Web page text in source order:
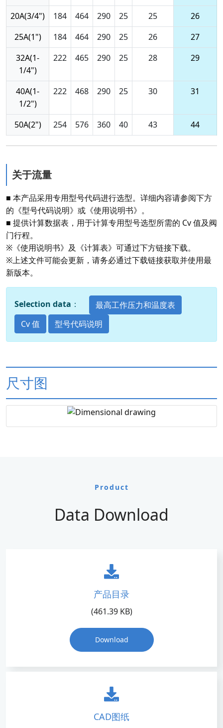
20A(3/4")
184 464 290 25 25
26
25A(1")
184 464 290 25 26
27
32A(1-
1/4")
222 465 290 25 28 29
40A(1-
1/2")
222 468 290 25 30 31
50A(2") 254 576 360 40 43 44
关于流量
■ 本产品采用专用型号代码进行选型。详细内容请参阅下方
的《型号代码说明》或《使用说明书》。
■ 提供计算数据表，用于计算专用型号选型所需的 Cv 值及阀
门行程。
※《使用说明书》及《计算表》可通过下方链接下载。
※上述文件可能会更新，请务必通过下载链接获取并使用最
新版本。
Selection data ：
最高工作压力和温度表
Cv 值
型号代码说明
尺寸图
Product
Data Download
产品目录
(461.39 KB)
Download
CAD图纸